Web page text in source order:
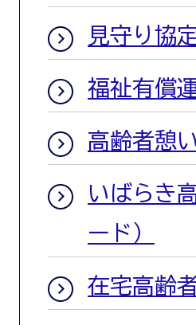
見守り協
福祉有償
高齢者憩
いばらき
ード）
在宅高齢